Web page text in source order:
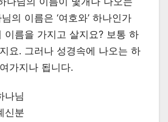
의 이름은 ‘여호와’ 하나인가
이름을 가지고 살지요? 보통 하
요. 그러나 성경속에 나오는 하
가지나 됩니다.
나님
신분